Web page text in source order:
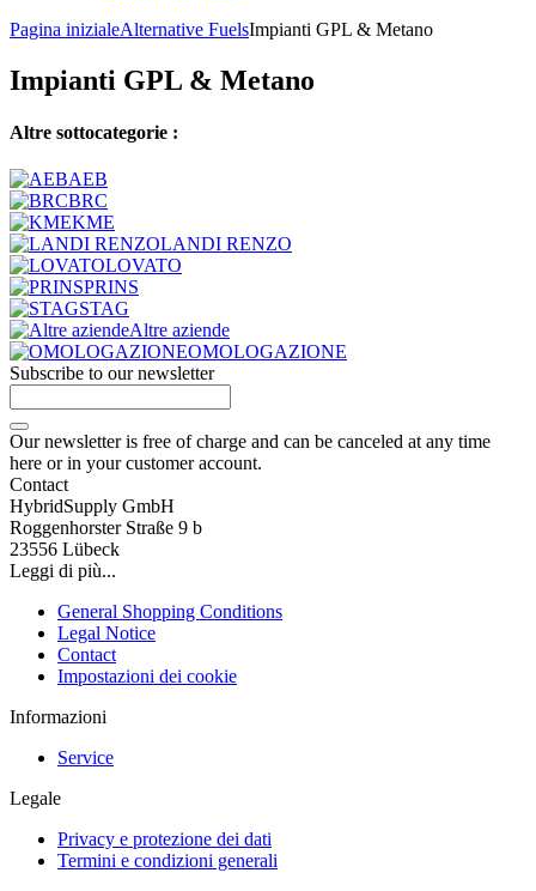
Pagina inizialeAlternative FuelsImpianti GPL & Metano
Impianti GPL & Metano
Altre sottocategorie :
AEB
BRC
KME
LANDI RENZO
LOVATO
PRINS
STAG
Altre aziende
OMOLOGAZIONE
Subscribe to our newsletter
Our newsletter is free of charge and can be canceled at any time
here or in your customer account.
Contact
HybridSupply GmbH
Roggenhorster Straße 9 b
23556 Lübeck
Leggi di più...
General Shopping Conditions
Legal Notice
Contact
Impostazioni dei cookie
Informazioni
Service
Legale
Privacy e protezione dei dati
Termini e condizioni generali